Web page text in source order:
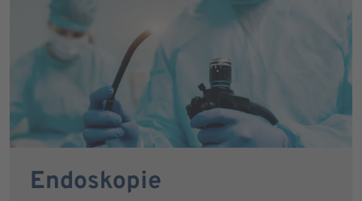
Endoskopie